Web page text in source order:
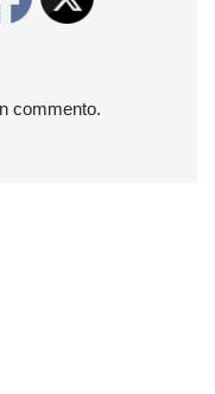
commento.